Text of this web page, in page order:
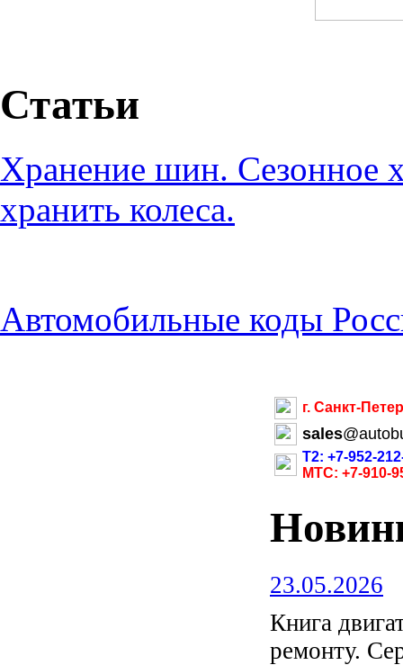
Статьи
Хранение шин. Сезонное
хранить колеса.
Автомобильные коды
г. Санкт-
sales@
Т2: +7-952-
МТС: +7-910-
23.05.2026
Книга
ремонту.